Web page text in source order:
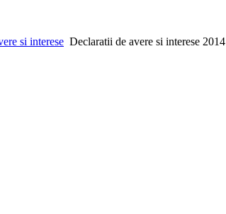
si interese Declaratii de avere si interese 2014